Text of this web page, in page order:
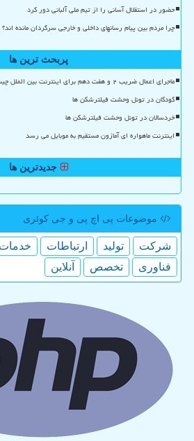
حضور در استقلال آسانی را از تیم ملی آلبانی دور کرد
چرا مردم بین پیام رسانهای داخلی و خارجی سرگردان مانده اند؟
پربحث ترین ها
ماجرای اعمال ضریب ۲ و هفت دهم برای اینترنت بین الملل چیست؟
کودکان در تونل وحشت فیلترشکن ها
خردسالان در تونل وحشت فیلترشکن ها
اینترنت ماهواره ای آمازون مستقیم به موبایل می رسد
جدیدترین ها
موضوعات پی اچ پی و جی كوئری
شركت تولید ارتباطات خدمات
فناوری
تخصص آنلاین